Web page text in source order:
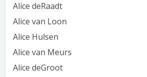
Alice deRaadt
Alice van Loon
Alice Hulsen
Alice van Meurs
Alice deGroot